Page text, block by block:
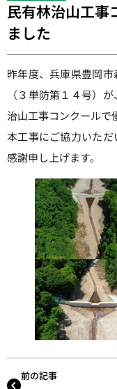
民有林治山工事
ました
昨年度、兵庫県豊岡
（３単防第１４号）
治山工事コンクールで
本工事にご協力いた
感謝申し上げます。
前の記事